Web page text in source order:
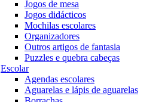
Jogos de mesa
Jogos didácticos
Mochilas escolares
Organizadores
Outros artigos de fantasia
Puzzles e quebra cabeças
Escolar
Agendas escolares
Aguarelas e lápis de aguarelas